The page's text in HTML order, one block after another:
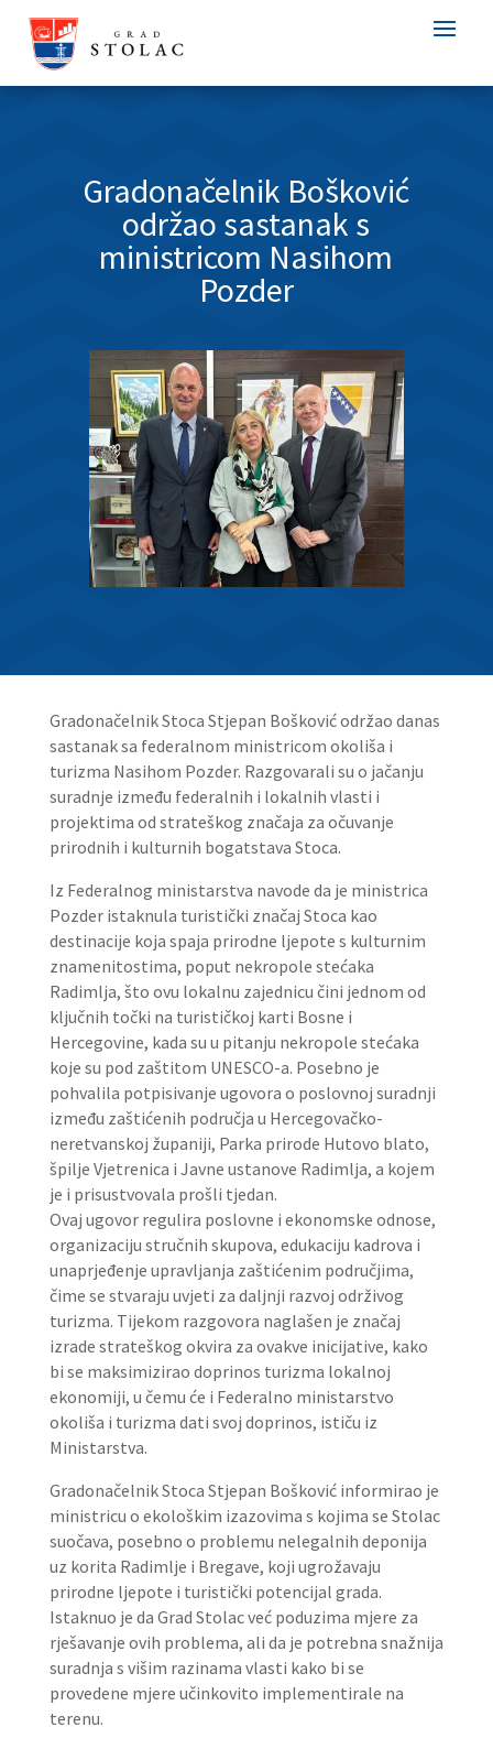
Gradonačelnik Bošković
održao sastanak s
ministricom Nasihom
Pozder
Gradonačelnik Stoca Stjepan Bošković održao danas
sastanak sa federalnom ministricom okoliša i
turizma Nasihom Pozder. Razgovarali su o jačanju
suradnje između federalnih i lokalnih vlasti i
projektima od strateškog značaja za očuvanje
prirodnih i kulturnih bogatstava Stoca.
Iz Federalnog ministarstva navode da je ministrica
Pozder istaknula turistički značaj Stoca kao
destinacije koja spaja prirodne ljepote s kulturnim
znamenitostima, poput nekropole stećaka
Radimlja, što ovu lokalnu zajednicu čini jednom od
ključnih točki na turističkoj karti Bosne i
Hercegovine, kada su u pitanju nekropole stećaka
koje su pod zaštitom UNESCO-a. Posebno je
pohvalila potpisivanje ugovora o poslovnoj suradnji
između zaštićenih područja u Hercegovačko-
neretvanskoj županiji, Parka prirode Hutovo blato,
špilje Vjetrenica i Javne ustanove Radimlja, a kojem
je i prisustvovala prošli tjedan.
Ovaj ugovor regulira poslovne i ekonomske odnose,
organizaciju stručnih skupova, edukaciju kadrova i
unaprjeđenje upravljanja zaštićenim područjima,
čime se stvaraju uvjeti za daljnji razvoj održivog
turizma. Tijekom razgovora naglašen je značaj
izrade strateškog okvira za ovakve inicijative, kako
bi se maksimizirao doprinos turizma lokalnoj
ekonomiji, u čemu će i Federalno ministarstvo
okoliša i turizma dati svoj doprinos, ističu iz
Ministarstva.
Gradonačelnik Stoca Stjepan Bošković informirao je
ministricu o ekološkim izazovima s kojima se Stolac
suočava, posebno o problemu nelegalnih deponija
uz korita Radimlje i Bregave, koji ugrožavaju
prirodne ljepote i turistički potencijal grada.
Istaknuo je da Grad Stolac već poduzima mjere za
rješavanje ovih problema, ali da je potrebna snažnija
suradnja s višim razinama vlasti kako bi se
provedene mjere učinkovito implementirale na
terenu.